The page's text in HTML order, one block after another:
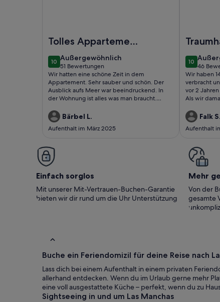
Tolles Appartement
mit sehr großer
Terrasse/Balkon
1010 von 10
Außergewöhnlich
außergewöhnlich
51 Bewertungen
(51
bewertungen)
Wir hatten eine schöne Zeit in dem
Appartement. Sehr sauber und schön. Der
Ausblick aufs Meer war beeindruckend. In
der Wohnung ist alles was man braucht.
Bärbel L.
Aufenthalt im März 2025
1010 von 10
46
(46
Wir haben
verbracht
vor 2
Als wir
wir uns für
diese
haben. Das Highlight ist natürlich die Terrasse,
dabei das
Haven beobachten
nicht so
ein
nicht
nie Sorgen
gemietete
gesamte
sowie
Kontakt mit
gerne
Als kleiner
Falk S.
Aufenthalt
Einfach sorglos
Mit unserer Mit-Vertrauen-Buchen-Garantie
bieten wir dir rund um die Uhr Unterstützung
Mehr
Von der
gesamte
Buche ein Feriendomizil für deine Reise nach
Lass dich bei einem Aufenthalt in einem privaten
allerhand entdecken. Wenn du im Urlaub gerne mehr
eine voll ausgestattete Küche – perfekt, wenn du zu
Sightseeing in und um Las Manchas